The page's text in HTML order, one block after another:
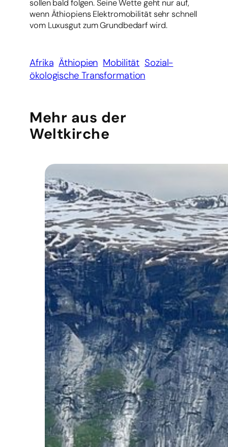
sollen bald folgen. Seine Wette geht nur auf,
wenn Äthiopiens Elektromobilität sehr schnell
vom Luxusgut zum Grundbedarf wird.
Afrika Äthiopien Mobilität Sozial-
ökologische Transformation
Mehr aus der
Weltkirche